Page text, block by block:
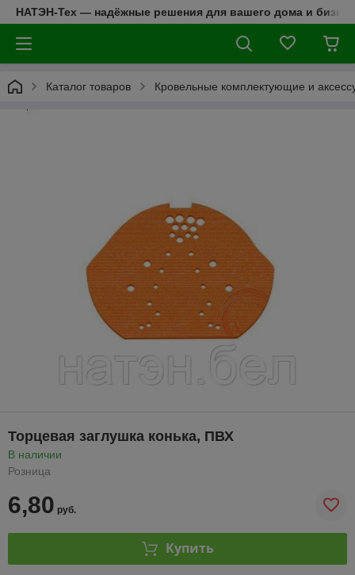
НАТЭН-Тех — надёжные решения для вашего дома и
Каталог товаров Кровельные комплектующие и
Торцевая заглушка конька, ПВХ
В наличии
Розница
6,80 руб.
Купить